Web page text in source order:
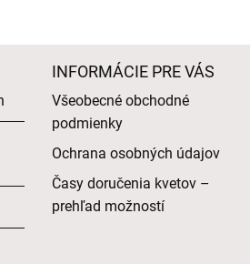
INFORMÁCIE PRE VÁS
Všeobecné obchodné
podmienky
Ochrana osobných údajov
Časy doručenia kvetov –
prehľad možností